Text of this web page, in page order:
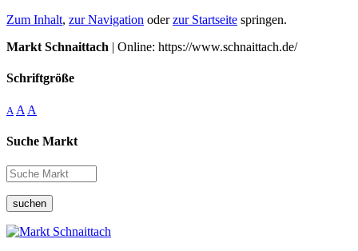
Zum Inhalt, zur Navigation oderzur Startseite springen.
Markt Schnaittach | Online: https://www.schnaittach.de/
Schriftgröße
A A A
Suche Markt
suchen